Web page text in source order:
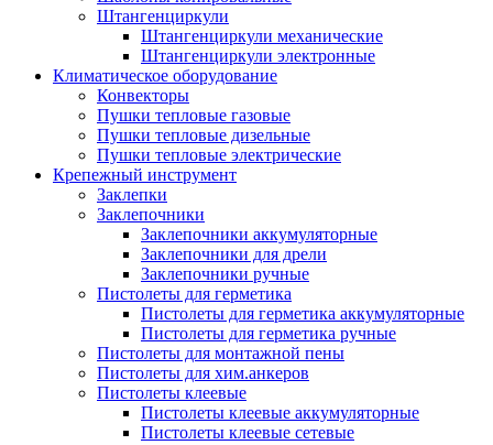
Штангенциркули
Штангенциркули механические
Штангенциркули электронные
Климатическое оборудование
Конвекторы
Пушки тепловые газовые
Пушки тепловые дизельные
Пушки тепловые электрические
Крепежный инструмент
Заклепки
Заклепочники
Заклепочники аккумуляторные
Заклепочники для дрели
Заклепочники ручные
Пистолеты для герметика
Пистолеты для герметика аккумуляторные
Пистолеты для герметика ручные
Пистолеты для монтажной пены
Пистолеты для хим.анкеров
Пистолеты клеевые
Пистолеты клеевые аккумуляторные
Пистолеты клеевые сетевые